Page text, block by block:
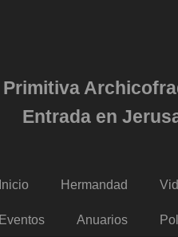
Primitiva
Entrada en
Inicio Hermandad
Eventos Anuarios